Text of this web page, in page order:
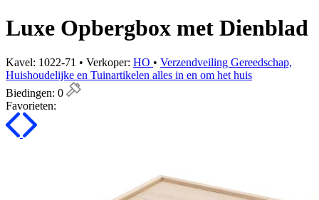
Luxe Opbergbox met Dienblad
Kavel: 1022-71 • Verkoper: HO • Verzendveiling Gereedschap,
Huishoudelijke en Tuinartikelen alles in en om het huis
Biedingen: 0
Favorieten: